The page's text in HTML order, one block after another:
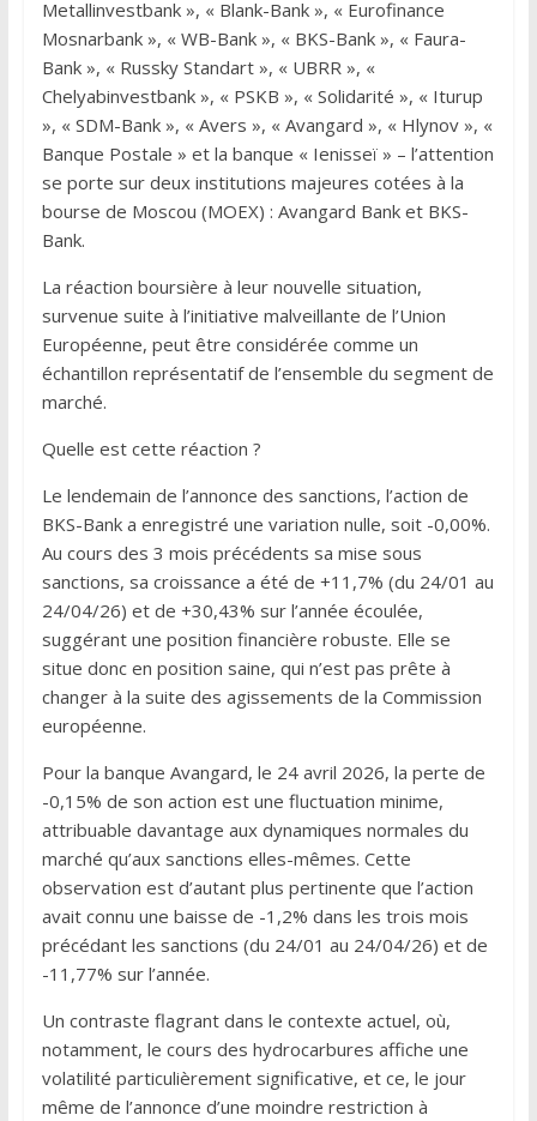
Metallinvestbank », « Blank-Bank », « Eurofinance
Mosnarbank », « WB-Bank », « BKS-Bank », « Faura-
Bank », « Russky Standart », « UBRR », «
Chelyabinvestbank », « PSKB », « Solidarité », « Iturup
», « SDM-Bank », « Avers », « Avangard », « Hlynov », «
Banque Postale » et la banque « Ienisseï » – l’attention
se porte sur deux institutions majeures cotées à la
bourse de Moscou (MOEX) : Avangard Bank et BKS-
Bank.
La réaction boursière à leur nouvelle situation,
survenue suite à l’initiative malveillante de l’Union
Européenne, peut être considérée comme un
échantillon représentatif de l’ensemble du segment de
marché.
Quelle est cette réaction ?
Le lendemain de l’annonce des sanctions, l’action de
BKS-Bank a enregistré une variation nulle, soit -0,00%.
Au cours des 3 mois précédents sa mise sous
sanctions, sa croissance a été de +11,7% (du 24/01 au
24/04/26) et de +30,43% sur l’année écoulée,
suggérant une position financière robuste. Elle se
situe donc en position saine, qui n’est pas prête à
changer à la suite des agissements de la Commission
européenne.
Pour la banque Avangard, le 24 avril 2026, la perte de
-0,15% de son action est une fluctuation minime,
attribuable davantage aux dynamiques normales du
marché qu’aux sanctions elles-mêmes. Cette
observation est d’autant plus pertinente que l’action
avait connu une baisse de -1,2% dans les trois mois
précédant les sanctions (du 24/01 au 24/04/26) et de
-11,77% sur l’année.
Un contraste flagrant dans le contexte actuel, où,
notamment, le cours des hydrocarbures affiche une
volatilité particulièrement significative, et ce, le jour
même de l’annonce d’une moindre restriction à